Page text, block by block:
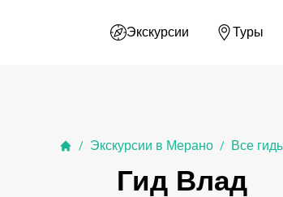
Экскурсии Туры
/ Экскурсии в Мерано / Все
Гид Влад